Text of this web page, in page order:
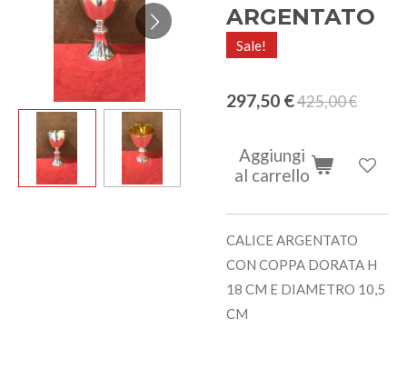
ARGENTATO
Sale!
297,50 €425,00 €
Aggiungi
al carrello
CALICE ARGENTATO
CON COPPA DORATA H
18 CM E DIAMETRO 10,5
CM